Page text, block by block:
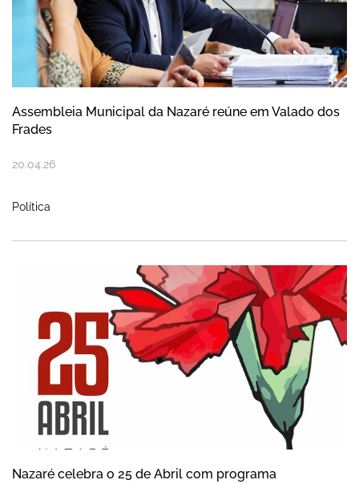
Assembleia Municipal da Nazaré reúne em Valado dos
Frades
20.04.26
Política
Nazaré celebra o 25 de Abril com
Nazaré celebra o 25 de Abril com programa